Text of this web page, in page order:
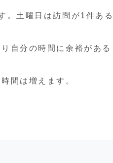
。土曜日は訪問が1件ある
自分の時間に余裕がある
間は増えます。